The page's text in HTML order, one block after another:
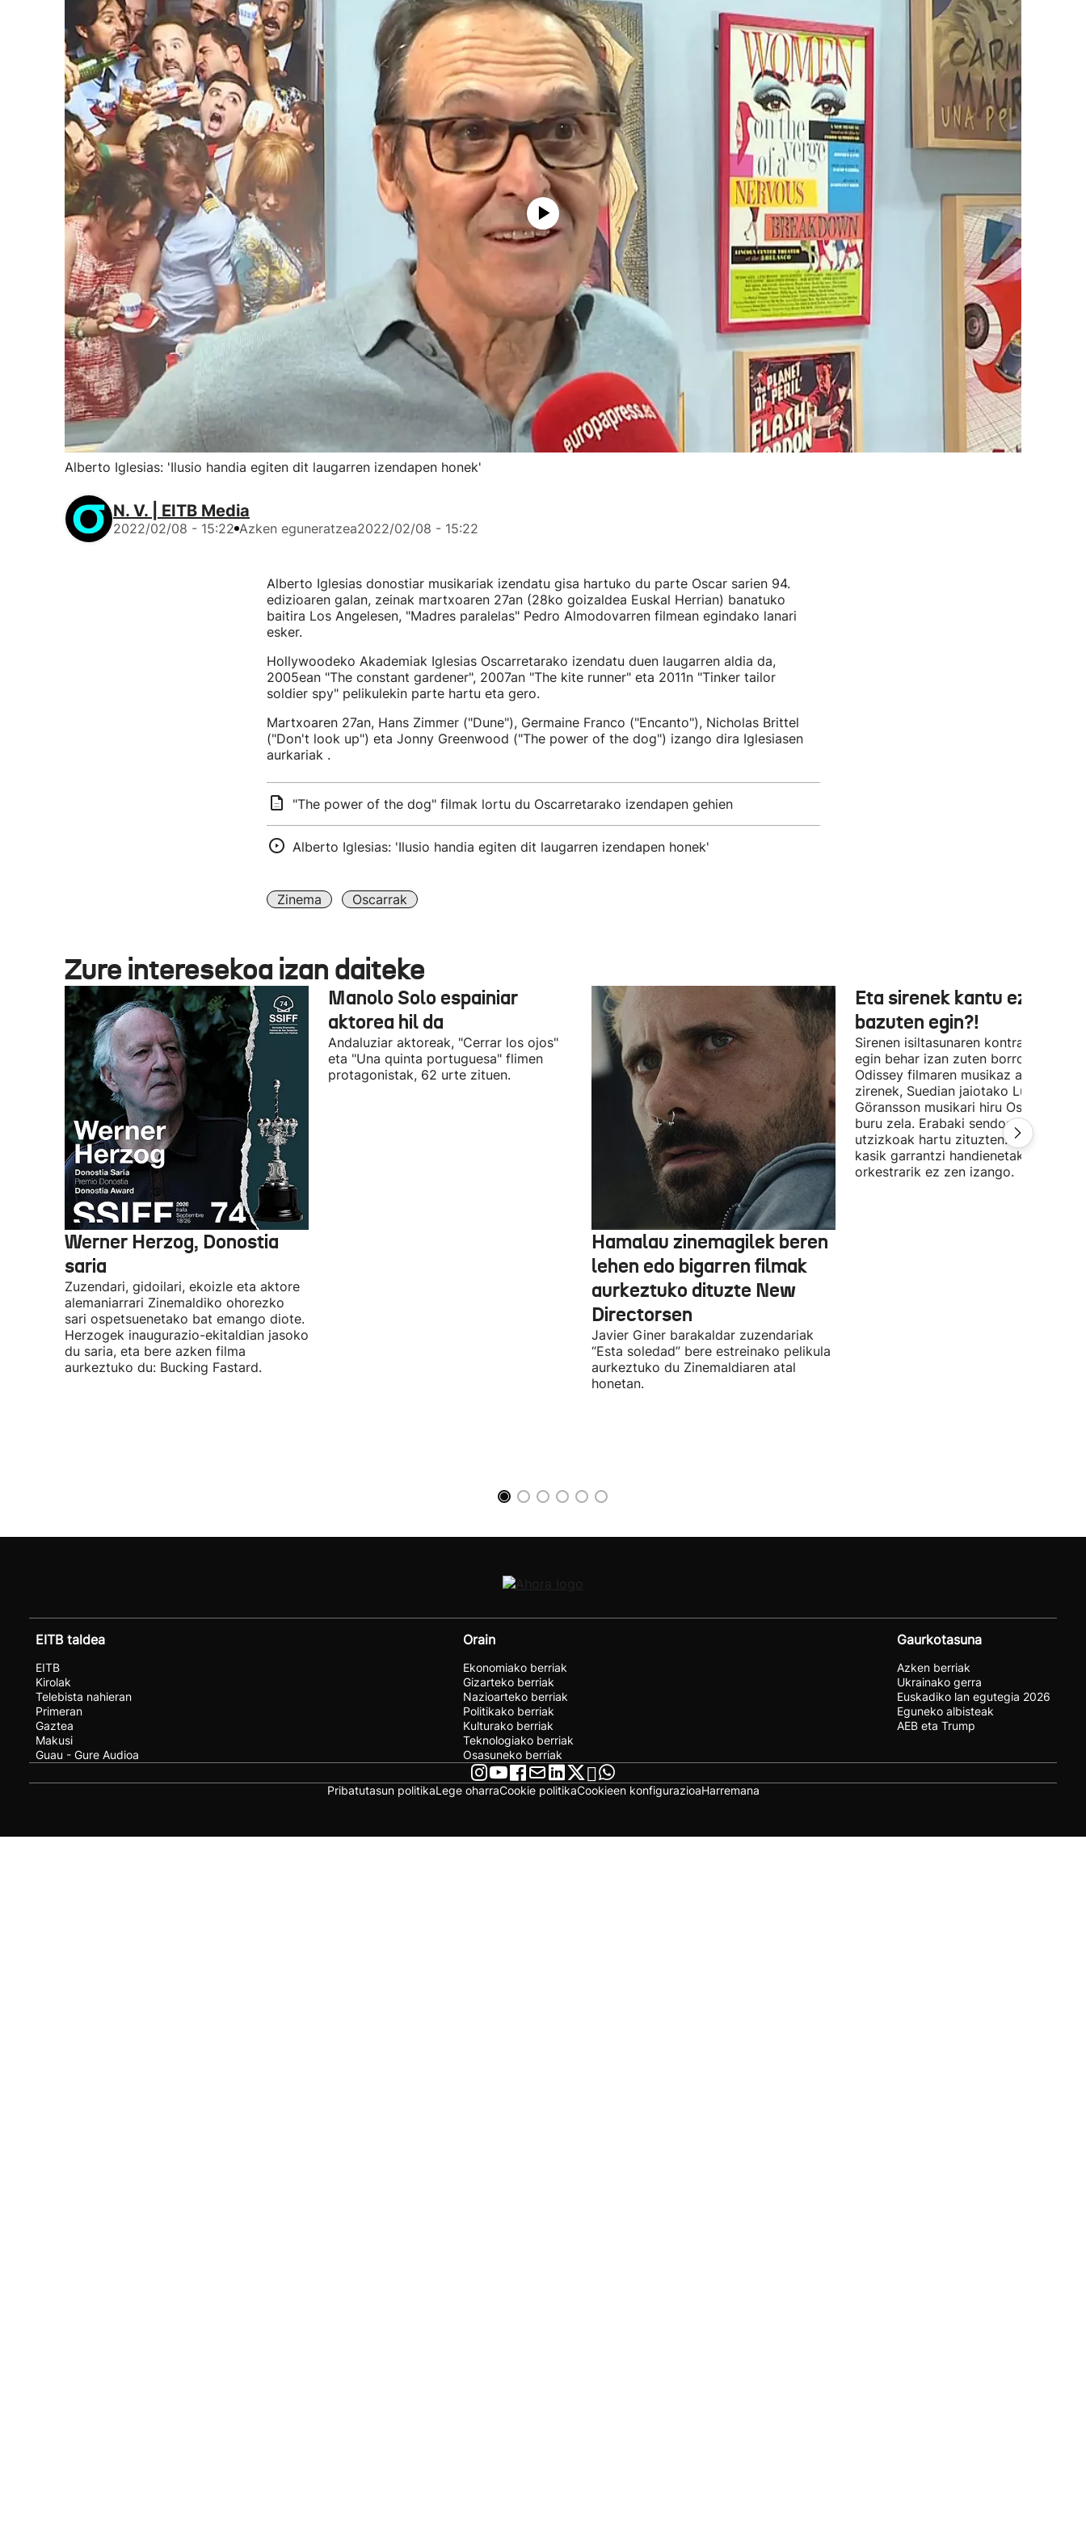
Alberto Iglesias: 'Ilusio handia egiten dit laugarren izendapen honek'
N. V. | EITB Media
2022/02/08 - 15:22 Azken eguneratzea2022/02/08 - 15:22
Alberto Iglesias donostiar musikariak izendatu gisa hartuko du parte Oscar sarien 94.
edizioaren galan, zeinak martxoaren 27an (28ko goizaldea Euskal Herrian) banatuko
baitira Los Angelesen, "Madres paralelas" Pedro Almodovarren filmean egindako lanari
esker.
Hollywoodeko Akademiak Iglesias Oscarretarako izendatu duen laugarren aldia da,
2005ean "The constant gardener", 2007an "The kite runner" eta 2011n "Tinker tailor
soldier spy" pelikulekin parte hartu eta gero.
Martxoaren 27an, Hans Zimmer ("Dune"), Germaine Franco ("Encanto"), Nicholas Brittel
("Don't look up") eta Jonny Greenwood ("The power of the dog") izango dira Iglesiasen
aurkariak .
"The power of the dog" filmak lortu du Oscarretarako izendapen gehien
Alberto Iglesias: 'Ilusio handia egiten dit laugarren izendapen honek'
Zinema Oscarrak
Zure interesekoa izan daiteke
Werner Herzog, Donostia
saria
Zuzendari, gidoilari, ekoizle eta aktore
alemaniarrari Zinemaldiko ohorezko
sari ospetsuenetako bat emango diote.
Herzogek inaugurazio-ekitaldian jasoko
du saria, eta bere azken filma
aurkeztuko du: Bucking Fastard.
Manolo Solo espainiar
aktorea hil da
Andaluziar aktoreak, "Cerrar los ojos"
eta "Una quinta portuguesa" flimen
protagonistak, 62 urte zituen.
Hamalau zinemagilek beren
lehen edo bigarren filmak
aurkeztuko dituzte New
Directorsen
Javier Giner barakaldar zuzendariak
“Esta soledad” bere estreinako pelikula
aurkeztuko du Zinemaldiaren atal
honetan.
Eta sirenek kantu ez
bazuten egin?!
Sirenen isiltasunaren kontra (edo
egin behar izan zuten borroka The
Odissey filmaren musikaz arduratu
zirenek, Suedian jaiotako Ludwig
Göransson musikari hiru Oscar
buru zela. Erabaki sendoak, ezin
utzizkoak hartu zituzten. Lehengo
kasik garrantzi handienetakoa:
orkestrarik ez zen izango.
EITB taldea
EITB
Kirolak
Telebista nahieran
Primeran
Gaztea
Makusi
Guau - Gure Audioa
Orain
Ekonomiako berriak
Gizarteko berriak
Nazioarteko berriak
Politikako berriak
Kulturako berriak
Teknologiako berriak
Osasuneko berriak
Gaurkotasuna
Azken berriak
Ukrainako gerra
Euskadiko lan egutegia 2026
Eguneko albisteak
AEB eta Trump
Pribatutasun politikaLege oharraCookie politikaCookieen konfigurazioaHarremana